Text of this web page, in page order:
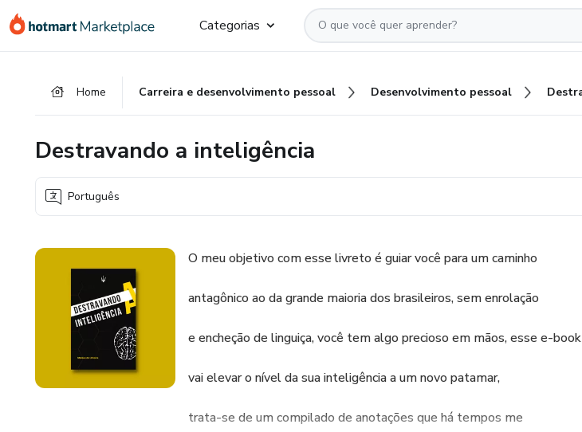
para
para
para
Categorias
Home Carreira e desenvolvimento pessoal Desenvolvimento pessoal
Destravando a inteligência
Português
O meu objetivo com esse livreto é guiar você para um caminho
antagônico ao da grande maioria dos brasileiros, sem enrolação
e encheção de linguiça, você tem algo precioso em mãos, esse e-book
vai elevar o nível da sua inteligência a um novo patamar,
trata-se de um compilado de anotações que há tempos me